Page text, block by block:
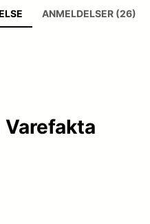
ANMELDELSER (26)